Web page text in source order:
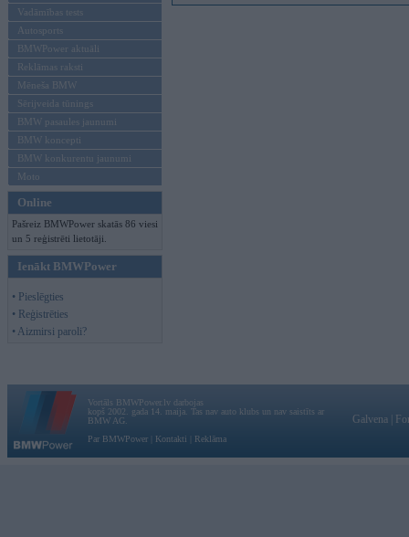
Vadāmības tests
Autosports
BMWPower aktuāli
Reklāmas raksti
Mēneša BMW
Sērijveida tūnings
BMW pasaules jaunumi
BMW koncepti
BMW konkurentu jaunumi
Moto
Online
Pašreiz BMWPower skatās 86 viesi
un 5 reģistrēti lietotāji.
Ienākt BMWPower
• Pieslēgties
• Reģistrēties
• Aizmirsi paroli?
Vortāls BMWPower.lv darbojas
kopš 2002. gada 14. maija. Tas nav auto klubs un nav saistīts ar
BMW AG.
Par BMWPower
Kontakti Reklāma
Galvena